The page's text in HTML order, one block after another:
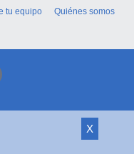
X
tu equipo
Quiénes somos